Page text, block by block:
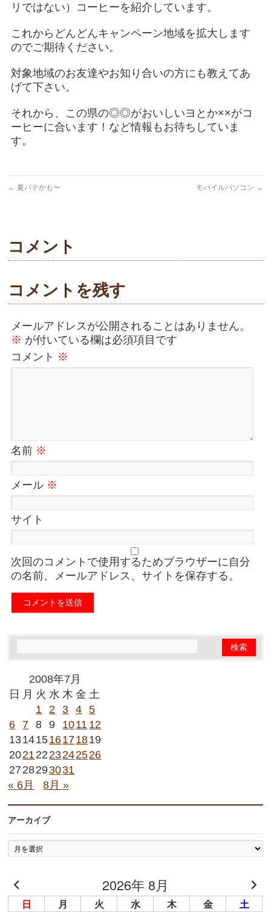
リではない）コーヒーを紹介しています。
これからどんどんキャンペーン地域を拡大します
のでご期待ください。
対象地域のお友達やお知り合いの方にも教えてあ
げて下さい。
それから、この県の◎◎がおいしいヨとか××がコ
ーヒーに合います！など情報もお待ちしていま
す。
← 夏バテかも〜 モバイルパソコン →
コメント
コメントを残す
メールアドレスが公開されることはありません。
※ が付いている欄は必須項目です
コメント ※
名前 ※
メール ※
サイト
次回のコメントで使用するためブラウザーに自分
の名前、メールアドレス、サイトを保存する。
2008年7月
日 月 火 水 木 金 土
1
2 3 4
5
6
7 8 9 1011 12
13141516171819
20212223242526
27 28293031
« 6月
8月 »
アーカイブ
ア
ー
イ
ブ
2026年 8月
日 月 火 水 木 金 土